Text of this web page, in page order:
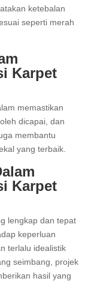
ketebalan
seperti merah
Karpet
memastikan
dicapai, dan
membantu
yang terbaik.
Karpet
lengkap dan tepat
keperluan
terlalu idealistik
seimbang, projek
hasil yang